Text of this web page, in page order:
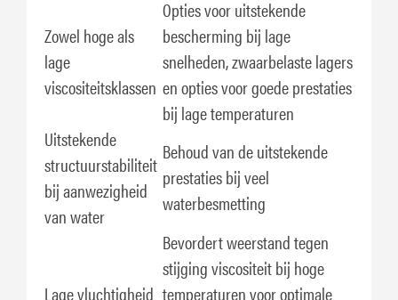
Zowel hoge als
lage
viscositeitsklassen
Opties voor uitstekende
bescherming bij lage
snelheden, zwaarbelaste lagers
en opties voor goede prestaties
bij lage temperaturen
Uitstekende
structuurstabiliteit
bij aanwezigheid
van water
Behoud van de uitstekende
prestaties bij veel
waterbesmetting
Lage vluchtigheid
Bevordert weerstand tegen
stijging viscositeit bij hoge
temperaturen voor optimale